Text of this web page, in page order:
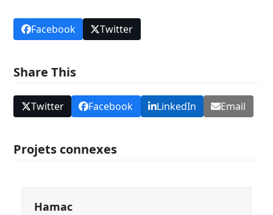
Facebook Twitter
Share This
Twitter Facebook LinkedIn Email
Projets connexes
Hamac